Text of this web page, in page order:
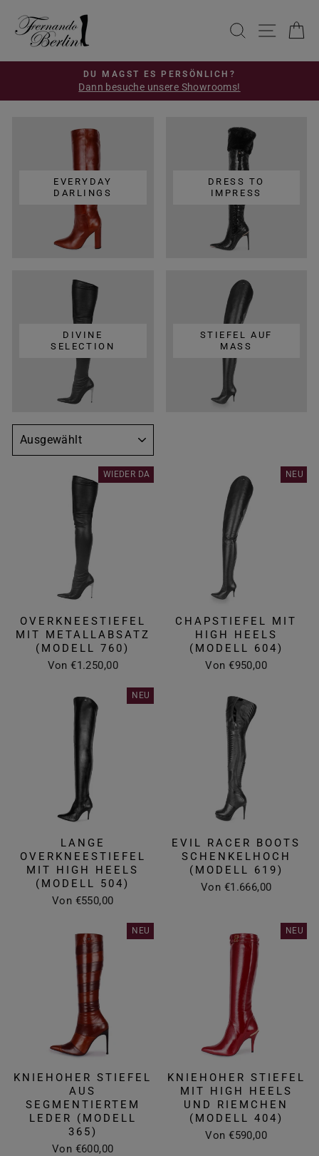
zum
Inhalt
SUCHE
Pause
DU MAGST ES PERSÖNLICH?
Dann besuche unsere Showrooms!
EVERYDAY
DARLINGS
DRESS TO
IMPRESS
DIVINE
SELECTION
STIEFEL AUF
MASS
WIEDER DA
OVERKNEESTIEFEL
MIT METALLABSATZ
(MODELL 760)
Von €1.250,00
NEU
CHAPSTIEFEL MIT
HIGH HEELS
(MODELL 604)
Von €950,00
NEU
LANGE
OVERKNEESTIEFEL
MIT HIGH HEELS
(MODELL 504)
Von €550,00
EVIL RACER BOOTS
SCHENKELHOCH
(MODELL 619)
Von €1.666,00
NEU
KNIEHOHER STIEFEL
AUS
SEGMENTIERTEM
LEDER (MODELL
365)
Von €600,00
NEU
KNIEHOHER STIEFEL
MIT HIGH HEELS
UND RIEMCHEN
(MODELL 404)
Von €590,00